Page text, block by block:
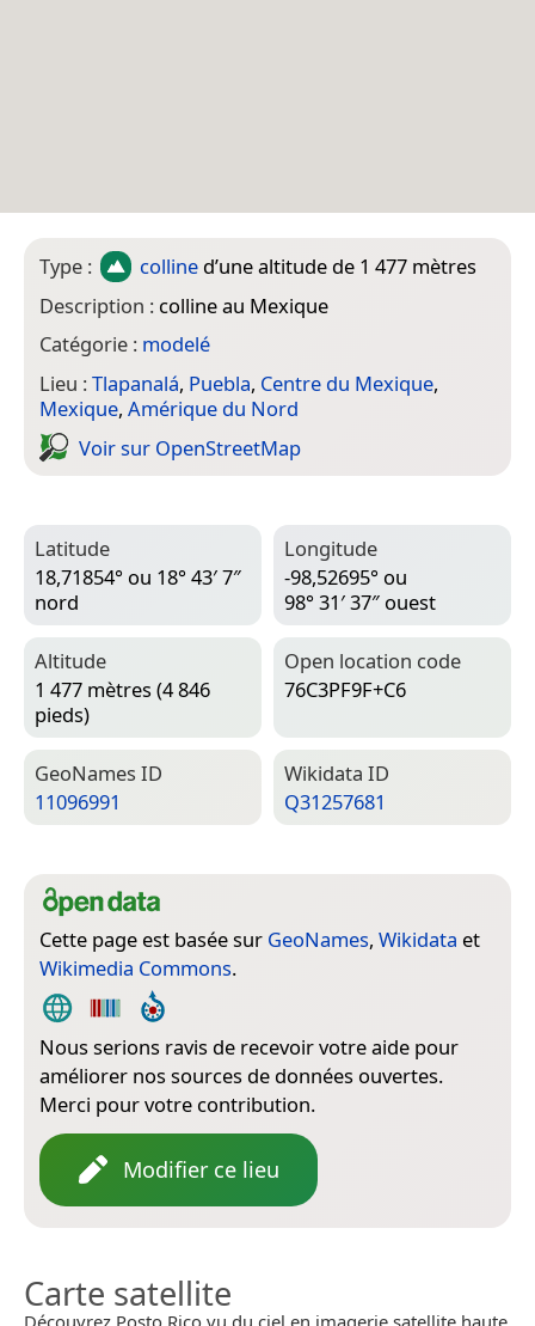
Type : colline d’une altitude de 1 477 mètres
Description : colline au Mexique
Catégorie : modelé
Lieu :Tlapanalá, Puebla, Centre du Mexique,
Mexique, Amérique du Nord
Voir sur Open­Street­Map
Latitude
18,71854° ou 18° 43′ 7″
nord
Longitude
-98,52695° ou
98° 31′ 37″ ouest
Altitude
1 477 mètres (4 846
pieds)
Open location code
76C3PF9F+C6
Geo­Names ID
11096991
Wiki­data ID
Q31257681
Cette page est basée sur GeoNames, Wikidata et
Wikimedia Commons.
Nous serions ravis de recevoir votre aide pour
améliorer nos sources de données ouvertes.
Merci pour votre contribution.
Modifier ce lieu
Carte satellite
Découvrez Posto Rico vu du ciel en imagerie satellite haute